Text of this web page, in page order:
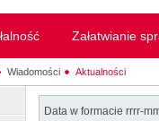
Załatwianie
Wiadomości Aktualności
Data w formacie rrrr-